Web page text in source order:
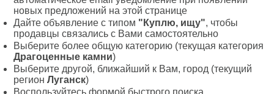
новых предложений на этой странице
Дайте объявление с типом "Куплю, ищу", чтобы
продавцы связались с Вами самостоятельно
Выберите более общую категорию (текущая категория
Драгоценные камни)
Выберите другой, ближайший к Вам, город (текущий
регион Луганск)
Воспользуйтесь формой быстрого поиска